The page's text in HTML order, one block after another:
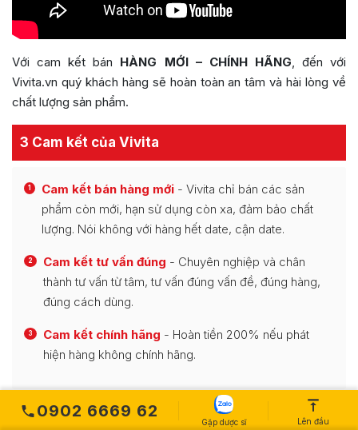
Với cam kết bán HÀNG MỚI – CHÍNH HÃNG, đến với
Vivita.vn quý khách hàng sẽ hoàn toàn an tâm và hài lòng về
chất lượng sản phẩm.
3 Cam kết của Vivita
1 Cam kết bán hàng mới - Vivita chỉ bán các sản
phẩm còn mới, hạn sử dụng còn xa, đảm bảo chất
lượng. Nói không với hàng hết date, cận date.
2 Cam kết tư vấn đúng - Chuyên nghiệp và chân
thành tư vấn từ tâm, tư vấn đúng vấn đề, đúng hàng,
đúng cách dùng.
3 Cam kết chính hãng - Hoàn tiền 200% nếu phát
hiện hàng không chính hãng.
0902 6669 62
Gặp dược sĩ Lên đầu